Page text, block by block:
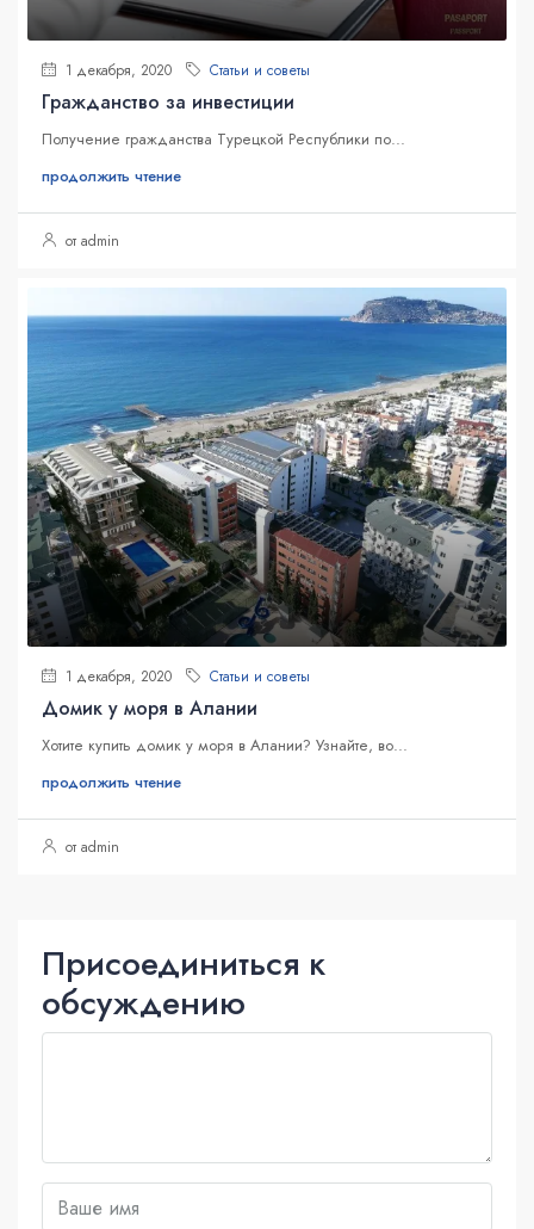
1 декабря, 2020 Статьи и советы
Гражданство за инвестиции
Получение гражданства Турецкой Республики по...
продолжить чтение
от admin
1 декабря, 2020 Статьи и советы
Домик у моря в Алании
Хотите купить домик у моря в Алании? Узнайте, во...
продолжить чтение
от admin
Присоединиться к
обсуждению